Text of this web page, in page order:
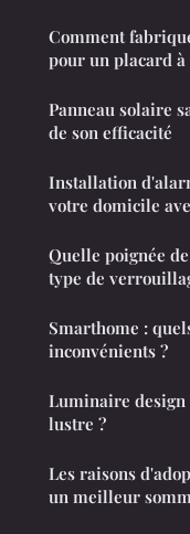
Comment
pour un placard
Panneau solaire
de son efficacité
Installation
votre domicile
Quelle poignée
type de
Smarthome :
inconvénients ?
Luminaire design
lustre ?
Les raisons
un meilleur